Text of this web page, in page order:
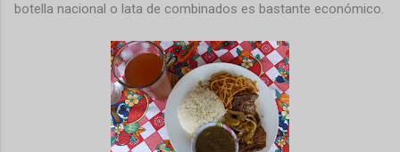
botella nacional o lata de combinados es bastante económico.